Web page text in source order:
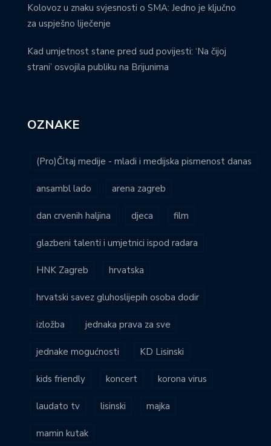
Kolovoz u znaku svjesnosti o SMA: Jedno je ključno
za uspješno liječenje
Kad umjetnost stane pred sud povijesti: ‘Na čijoj
strani’ osvojila publiku na Brijunima
OZNAKE
(Pro)Čitaj medije - mladi i medijska pismenost danas
ansambl lado arena zagreb
dan crvenih haljina djeca film
glazbeni talenti i umjetnici ispod radara
HNK Zagreb hrvatska
hrvatski savez gluhoslijepih osoba dodir
izložba jednaka prava za sve
jednake mogućnosti KD Lisinski
kids friendly koncert korona virus
laudato tv lisinski majka
mamin kutak